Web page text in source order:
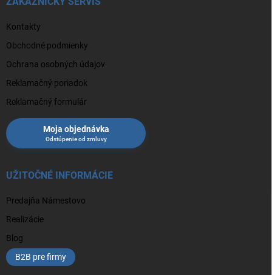
Kontakty
Obchodné podmienky
Ochrana osobných údajov
Reklamačný poriadok
Reklamačný formulár
Moja objednávka
UŽITOČNÉ INFORMÁCIE
Predajňa Námestovo
Realizácie
Blog
B2B pre firmy